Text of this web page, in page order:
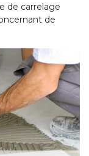
de carrelage
de